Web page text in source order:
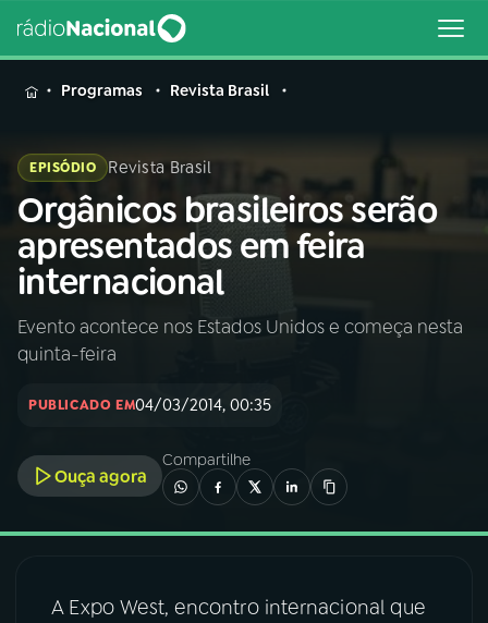
MENU
Buscar
na
Rádio
Nacional
Buscar
AO VIVO
INÍCIO
A RÁDIO
03PROGRAMAÇÃO
04PROGRAMAS
Programas Revista Brasil
EPISÓDIO Revista Brasil
Orgânicos brasileiros serão
apresentados em feira
internacional
Evento acontece nos Estados Unidos e começa nesta
quinta-feira
PUBLICADO EM04/03/2014, 00:35
Ouça agora
Compartilhe
A Expo West, encontro internacional que